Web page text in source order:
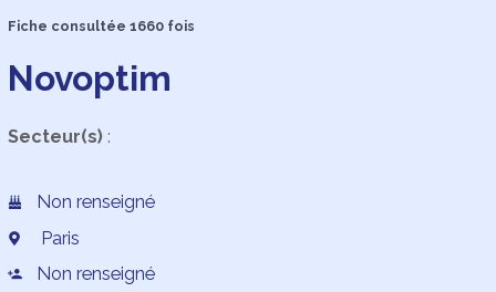
Fiche consultée 1660 fois
Novoptim
Secteur(s):
Non renseigné
Paris
Non renseigné